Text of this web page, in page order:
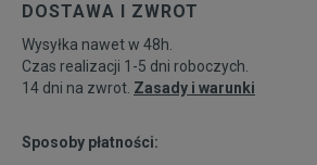
DOSTAWA I ZWROT
Wysyłka nawet w 48h.
Czas realizacji 1-5 dni roboczych.
14 dni na zwrot. Zasady i warunki
Sposoby płatności: